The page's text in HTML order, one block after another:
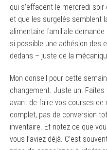
qui s’effacent le mercredi
et que les surgelés semblent
alimentaire familiale
si possible une adhésion des
dedans – juste de la
Mon conseil pour cette
changement. Juste un.
avant de faire vos courses ce
complet, pas de conversion
inventaire. Et notez ce que
vous l’aviez déjà. C’est